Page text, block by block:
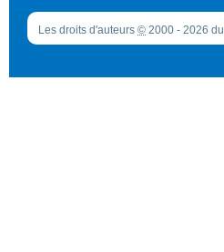
Les droits d'auteurs © 2000 - 2026 du